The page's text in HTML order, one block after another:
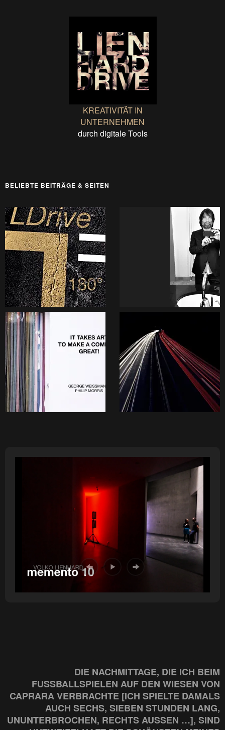
KREATIVITÄT IN
UNTERNEHMEN
durch digitale Tools
BELIEBTE BEITRÄGE & SEITEN
DIE NACHMITTAGE, DIE ICH BEIM
FUSSBALLSPIELEN AUF DEN WIESEN VON C
APRARA VERBRACHTE [ICH SPIELTE DAMALS A
UCH SECHS, SIEBEN STUNDEN LANG, U
NUNTERBROCHEN, RECHTS AUSSEN …], SIND UN